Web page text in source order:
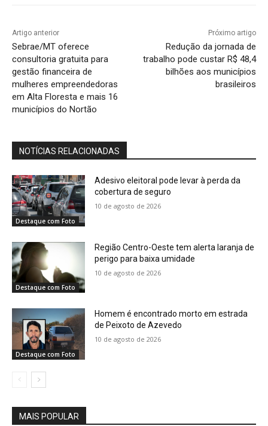
Artigo anterior
Sebrae/MT oferece
consultoria gratuita para
gestão financeira de
mulheres empreendedoras
em Alta Floresta e mais 16
municípios do Nortão
Próximo artigo
Redução da jornada de
trabalho pode custar R$ 48,4
bilhões aos municípios
brasileiros
NOTÍCIAS RELACIONADAS
Destaque com Foto
Adesivo eleitoral pode levar à perda da
cobertura de seguro
10 de agosto de 2026
Destaque com Foto
Região Centro-Oeste tem alerta laranja de
perigo para baixa umidade
10 de agosto de 2026
Destaque com Foto
Homem é encontrado morto em estrada
de Peixoto de Azevedo
10 de agosto de 2026
MAIS POPULAR